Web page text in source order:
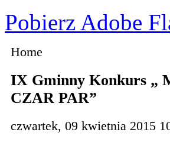
Pobierz Adobe
Home
IX Gminny Konkurs „
CZAR PAR”
czwartek, 09 kwietnia 2015